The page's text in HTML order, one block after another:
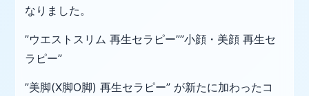
なりました。
”ウエストスリム 再生セラピー””小顔・美顔 再生セ
ラピー”
”美脚(X脚O脚) 再生セラピー” が新たに加わったコ